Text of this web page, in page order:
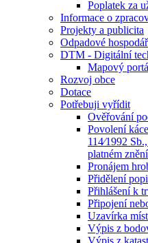
Poplatek za
Informace o
Projekty a publicita
Odpadové
DTM - Digitální
Mapový
Rozvoj obce
Dotace
Potřebuji vyřídit
Ověřování
Povolení
114⁄1992
platném znění
Pronájem
Přidělení
Přihlášení k
Připojení
Uzavírka
Výpis z
Výpis z